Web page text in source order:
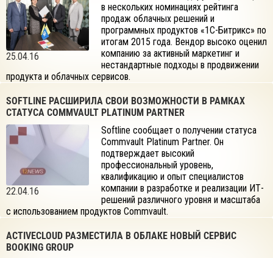
25.04.16
в нескольких номинациях рейтинга
продаж облачных решений и
программных продуктов «1С-Битрикс» по
итогам 2015 года. Вендор высоко оценил
компанию за активный маркетинг и
нестандартные подходы в продвижении
продукта и облачных сервисов.
SOFTLINE РАСШИРИЛА СВОИ ВОЗМОЖНОСТИ В РАМКАХ
СТАТУСА COMMVAULT PLATINUM PARTNER
22.04.16
Softline сообщает о получении статуса
Commvault Platinum Partner. Он
подтверждает высокий
профессиональный уровень,
квалификацию и опыт специалистов
компании в разработке и реализации ИТ-
решений различного уровня и масштаба
с использованием продуктов Commvault.
ACTIVECLOUD РАЗМЕСТИЛА В ОБЛАКЕ НОВЫЙ СЕРВИС
BOOKING GROUP